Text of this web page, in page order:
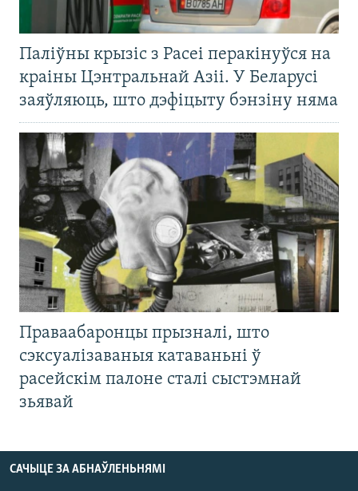
Паліўны крызіс з Расеі перакінуўся на
краіны Цэнтральнай Азіі. У Беларусі
заяўляюць, што дэфіцыту бэнзіну няма
Праваабаронцы прызналі, што
сэксуалізаваныя катаваньні ў
расейскім палоне сталі сыстэмнай
зьявай
САЧЫЦЕ ЗА АБНАЎЛЕНЬНЯМІ